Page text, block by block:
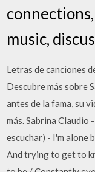
music,
Letras de canciones
Descubre más sobre
antes de la fama, su
más. Sabrina Claudio
escuchar) - I'm
And trying to get to